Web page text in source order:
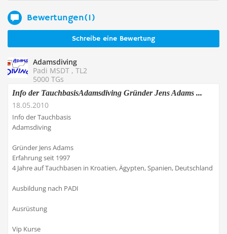
Bewertungen(1)
Schreibe eine Bewertung
Adamsdiving
Padi MSDT , TL2
5000 TGs
Info der TauchbasisAdamsdiving Gründer Jens Adams ...
18.05.2010
Info der Tauchbasis
Adamsdiving
Gründer Jens Adams
Erfahrung seit 1997
4 Jahre auf Tauchbasen in Kroatien, Ägypten, Spanien, Deutschland
Ausbildung nach PADI
Ausrüstung
Vip Kurse